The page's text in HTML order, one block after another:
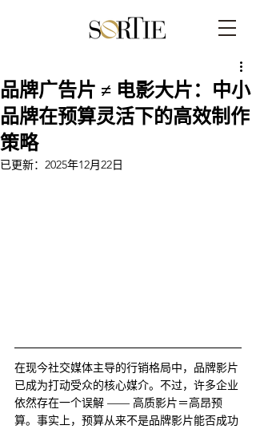
品牌广告片 ≠ 电影大片：中小
品牌在预算灵活下的高效制作
策略
已更新： 2025年12月22日
在现今社交媒体主导的行销格局中，品牌影片
已成为打动受众的核心媒介。不过，许多企业
依然存在一个误解 —— 高质影片＝高昂预
算。事实上，预算从来不是品牌影片能否成功